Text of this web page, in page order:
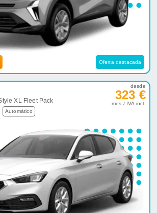
Oferta destacada
XL Fleet Pack
Automático
desde
323 €
mes / IVA incl.